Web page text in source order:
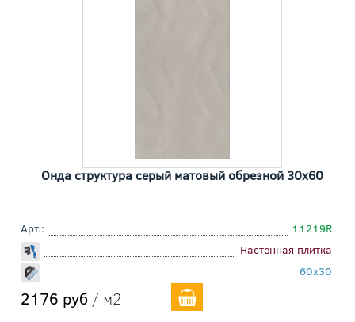
Онда структура серый матовый обрезной 30x60
Арт.:
11219R
Настенная плитка
60x30
2176 руб / м2